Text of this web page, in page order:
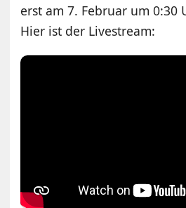
erst am 7. Februar um 0:30
Hier ist der Livestream: